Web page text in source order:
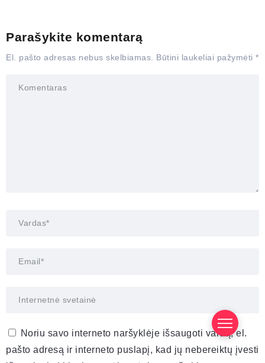
Parašykite komentarą
El. pašto adresas nebus skelbiamas. Būtini laukeliai pažymėti *
Noriu savo interneto naršyklėje išsaugoti vardą, el.
pašto adresą ir interneto puslapį, kad jų nebereiktų įvesti